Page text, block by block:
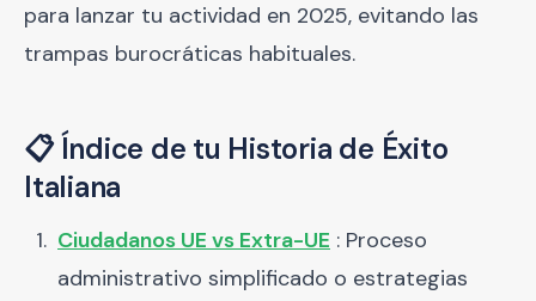
para lanzar tu actividad en 2025, evitando las
trampas burocráticas habituales.
📋Índice de tu Historia de Éxito
Italiana
Ciudadanos UE vs Extra-UE : Proceso
administrativo simplificado o estrategias